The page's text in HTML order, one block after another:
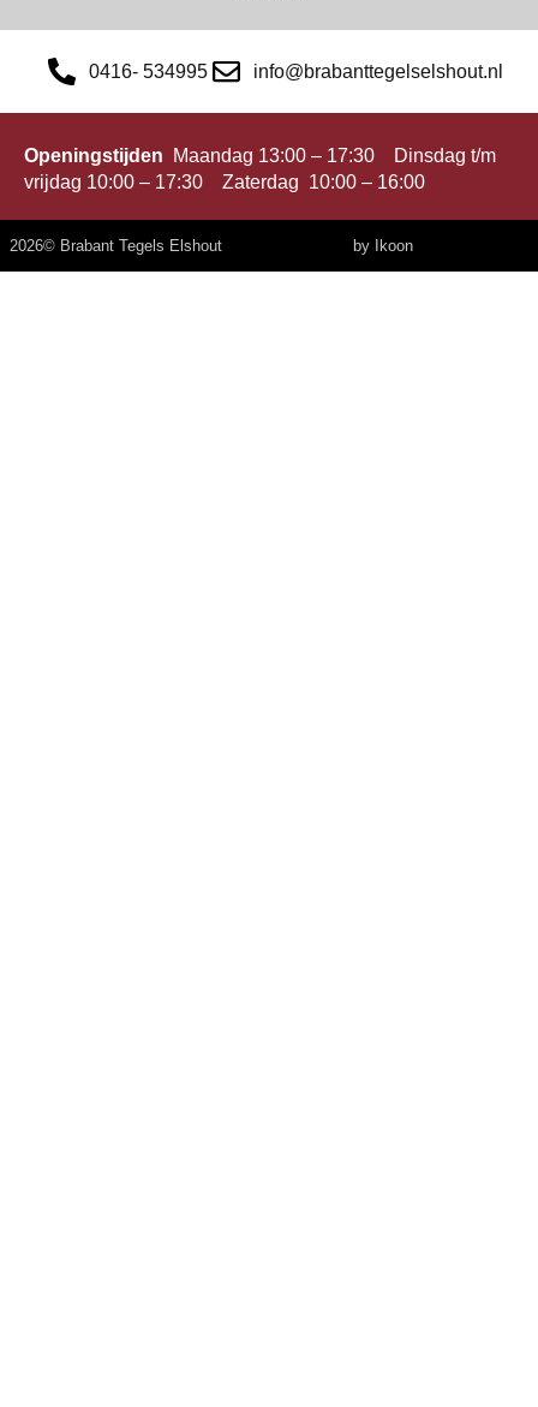
0416- 534995 info@brabanttegelselshout.nl
Openingstijden
Maandag 13:00 – 17:30 Dinsdag t/m
vrijdag 10:00 – 17:30 Zaterdag 10:00 – 16:00
2026© Brabant Tegels Elshout by Ikoon